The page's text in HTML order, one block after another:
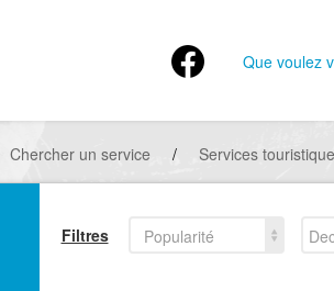
Que voulez
Chercher un service / Services
Filtres Popularité